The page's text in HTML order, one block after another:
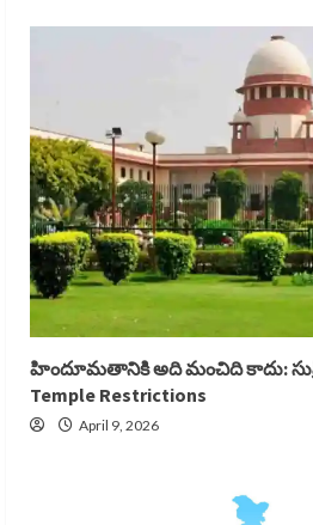
హిందూమతానికి అది మంచిది కాదు:
Temple Restrictions
April 9, 2026